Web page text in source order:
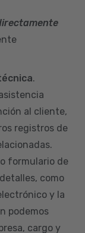
.
al cliente,
registros de
formulario de
como
y la
podemos
cargo y